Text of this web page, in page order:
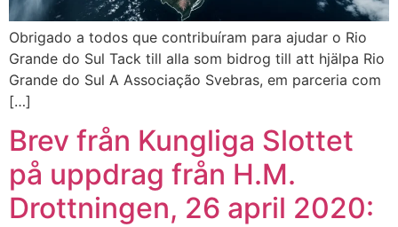
Obrigado a todos que contribuíram para ajudar o Rio
Grande do Sul Tack till alla som bidrog till att hjälpa Rio
Grande do Sul A Associação Svebras, em parceria com
[…]
Brev från Kungliga Slottet
på uppdrag från H.M.
Drottningen, 26 april 2020: